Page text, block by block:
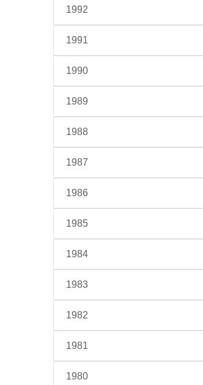
1992
1991
1990
1989
1988
1987
1986
1985
1984
1983
1982
1981
1980